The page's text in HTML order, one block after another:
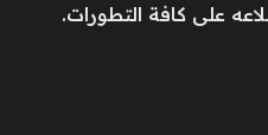
على كافة التطورات.